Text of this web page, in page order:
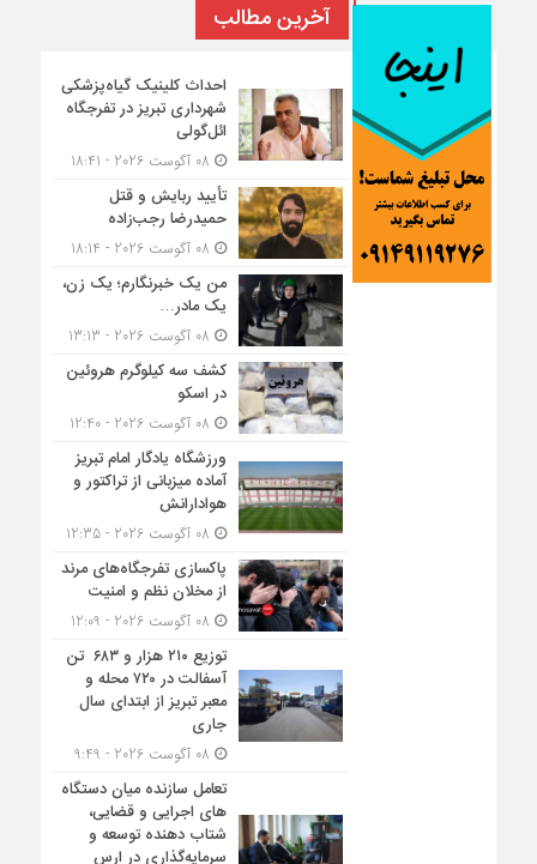
آخرین مطالب
احداث کلینیک گیاه‌پزشکی
شهرداری تبریز در تفرجگاه
ائل‌گولی
تأیید ربایش و قتل
حمیدرضا رجب‌زاده
من یک خبرنگارم؛ یک زن،
یک مادر…
کشف سه کیلوگرم هروئین
در اسکو
ورزشگاه یادگار امام تبریز
آماده میزبانی از تراکتور و
هوادارانش
پاکسازی تفرجگاه‌های مرند
از مخلان نظم و امنیت
توزیع ۲۱۰ هزار و ۶۸۳ تن
آسفالت در ۷۲۰ محله و
معبر تبریز از ابتدای سال
جاری
تعامل سازنده میان دستگاه‌
های اجرایی و قضایی،
شتاب‌ دهنده توسعه و
سرمایه‌گذاری در ارس